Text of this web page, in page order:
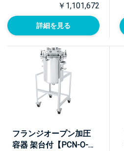
￥1,101,672
詳細を見る
フランジオープン加圧
容器 架台付【PCN-O-